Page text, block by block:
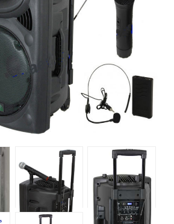
Micro, Pieds De Régie
Cellule (s)
Diamants
Pieds D'enceintes
Selecteurs Audio Vidéo
Amplificateurs
Multi-Canaux
Casques Stéréo
, Limiteurs , Noise Gate